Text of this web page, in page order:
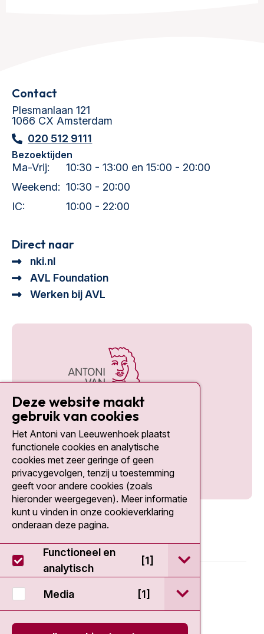
Contact
Plesmanlaan 121
1066 CX Amsterdam
020 512 9111
Bezoektijden
Ma-Vrij:
10:30 - 13:00 en 15:00 - 20:00
Weekend: 10:30 - 20:00
IC:
10:00 - 22:00
Direct naar
nki.nl
AVL Foundation
Werken bij AVL
Social media
© 2026 - Antoni van Leeuwenhoek
Deze website maakt
gebruik van cookies
Het Antoni van Leeuwenhoek plaatst
functionele cookies en analytische
cookies met zeer geringe of geen
privacygevolgen, tenzij u toestemming
geeft voor andere cookies (zoals
hieronder weergegeven). Meer informatie
kunt u vinden in onze cookieverklaring
onderaan deze pagina.
Functioneel en
analytisch
[1] open / sluit
Media [1] open / sluit